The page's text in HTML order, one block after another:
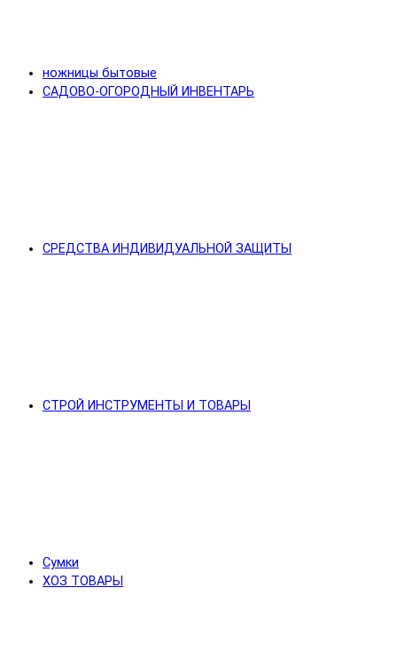
ножницы бытовые
САДОВО-ОГОРОДНЫЙ ИНВЕНТАРЬ
СРЕДСТВА ИНДИВИДУАЛЬНОЙ ЗАЩИТЫ
СТРОЙ ИНСТРУМЕНТЫ И ТОВАРЫ
Сумки
ХОЗ ТОВАРЫ